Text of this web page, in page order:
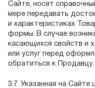
Сайте, носят
мере передавать
и характеристиках
формы. В случае
касающихся свойств и
или услуг перед
обратиться к Продавцу.
3.7. Указанная на Сайте